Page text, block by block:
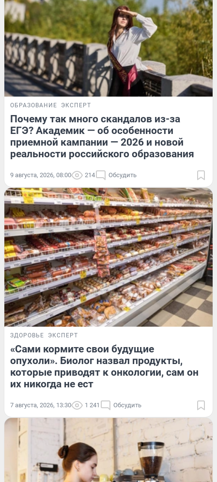
ОБРАЗОВАНИЕ ЭКСПЕРТ
Почему так много скандалов из-за
ЕГЭ? Академик — об особенности
приемной кампании — 2026 и новой
реальности российского образования
9 августа, 2026, 08:00 214 Обсудить
ЗДОРОВЬЕ ЭКСПЕРТ
«Сами кормите свои будущие
опухоли». Биолог назвал продукты,
которые приводят к онкологии, сам он
их никогда не ест
7 августа, 2026, 13:30 1 241 Обсудить